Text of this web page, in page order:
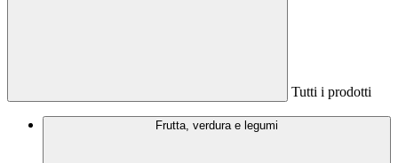
Tutti i prodotti
Frutta, verdura e legumi